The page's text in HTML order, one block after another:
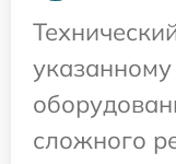
сложного